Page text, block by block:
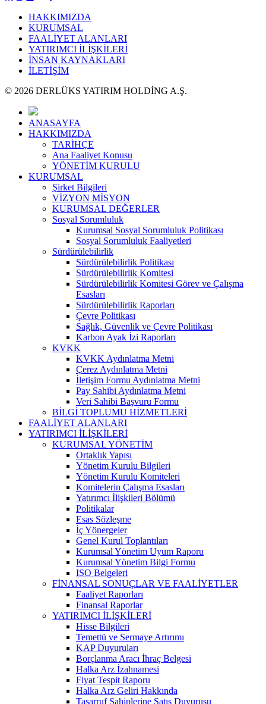
HAKKIMIZDA
KURUMSAL
FAALİYET ALANLARI
YATIRIMCI İLİŞKİLERİ
İNSAN KAYNAKLARI
İLETİŞİM
© 2026 DERLÜKS YATIRIM HOLDİNG A.Ş.
ANASAYFA
HAKKIMIZDA
TARİHÇE
Ana Faaliyet Konusu
YÖNETİM KURULU
KURUMSAL
Şirket Bilgileri
VİZYON MİSYON
KURUMSAL DEĞERLER
Sosyal Sorumluluk
Kurumsal Sosyal Sorumluluk Politikası
Sosyal Sorumluluk Faaliyetleri
Sürdürülebilirlik
Sürdürülebilirlik Politikası
Sürdürülebilirlik Komitesi
Sürdürülebilirlik Komitesi Görev ve Çalışma
Esasları
Sürdürülebilirlik Raporları
Çevre Politikası
Sağlık, Güvenlik ve Çevre Politikası
Karbon Ayak İzi Raporları
KVKK
KVKK Aydınlatma Metni
Çerez Aydınlatma Metni
İletişim Formu Aydınlatma Metni
Pay Sahibi Aydınlatma Metni
Veri Sahibi Başvuru Formu
BİLGİ TOPLUMU HİZMETLERİ
FAALİYET ALANLARI
YATIRIMCI İLİŞKİLERİ
KURUMSAL YÖNETİM
Ortaklık Yapısı
Yönetim Kurulu Bilgileri
Yönetim Kurulu Komiteleri
Komitelerin Çalışma Esasları
Yatırımcı İlişkileri Bölümü
Politikalar
Esas Sözleşme
İç Yönergeler
Genel Kurul Toplantıları
Kurumsal Yönetim Uyum Raporu
Kurumsal Yönetim Bilgi Formu
ISO Belgeleri
FİNANSAL SONUÇLAR VE FAALİYETLER
Faaliyet Raporları
Finansal Raporlar
YATIRIMCI İLİŞKİLERİ
Hisse Bilgileri
Temettü ve Sermaye Artırımı
KAP Duyuruları
Borçlanma Aracı İhraç Belgesi
Halka Arz İzahnamesi
Fiyat Tespit Raporu
Halka Arz Geliri Hakkında
Tasarruf Sahiplerine Satış Duyurusu